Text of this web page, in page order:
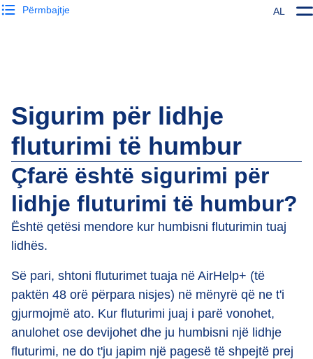
AL
Përmbajtje
Sigurim për lidhje
fluturimi të humbur
Çfarë është sigurimi për
lidhje fluturimi të humbur?
Është qetësi mendore kur humbisni fluturimin tuaj
lidhës.
Së pari, shtoni fluturimet tuaja në AirHelp+ (të
paktën 48 orë përpara nisjes) në mënyrë që ne t'i
gjurmojmë ato. Kur fluturimi juaj i parë vonohet,
anulohet ose devijohet dhe ju humbisni një lidhje
fluturimi, ne do t'ju japim një pagesë të shpejtë prej